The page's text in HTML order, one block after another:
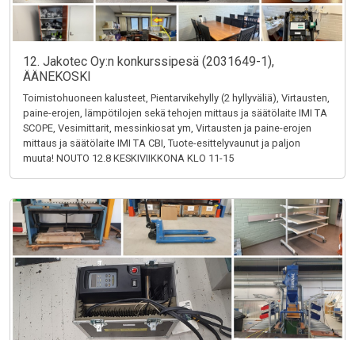
12. Jakotec Oy:n konkurssipesä (2031649-1),
ÄÄNEKOSKI
Toimistohuoneen kalusteet, Pientarvikehylly (2 hyllyväliä), Virtausten,
paine-erojen, lämpötilojen sekä tehojen mittaus ja säätölaite IMI TA
SCOPE, Vesimittarit, messinkiosat ym, Virtausten ja paine-erojen
mittaus ja säätölaite IMI TA CBI, Tuote-esittelyvaunut ja paljon
muuta! NOUTO 12.8 KESKIVIIKKONA KLO 11-15